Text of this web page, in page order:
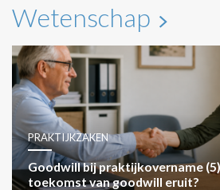
Wetenschap
PRAKTIJKZAKEN
Goodwill bij praktijkovername
toekomst van goodwill eruit?